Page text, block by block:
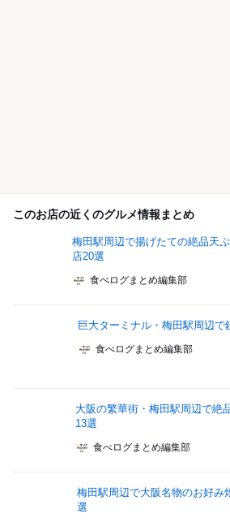
このお店の近くのグルメ情報まとめ
梅田駅周辺で揚げたての絶品天
店20選
食べログまとめ編集部
巨大ターミナル・梅田駅周辺で
食べログまとめ編集部
大阪の繁華街・梅田駅周辺で絶
13選
食べログまとめ編集部
梅田駅周辺で大阪名物のお好み
選